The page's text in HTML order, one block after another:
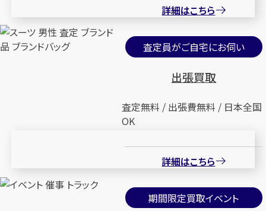
詳細はこちら
査定員がご自宅にお伺い
出張買取
査定無料 / 出張費無料 / 日本全国
OK
詳細はこちら
期間限定買取イベント